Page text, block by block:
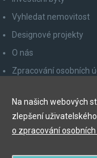
Vyhledat nemovitost
Designové projekty
O nás
Zpracování osobních
Odhlášení z
Na našich webových
zlepšení
o zpracování osobních